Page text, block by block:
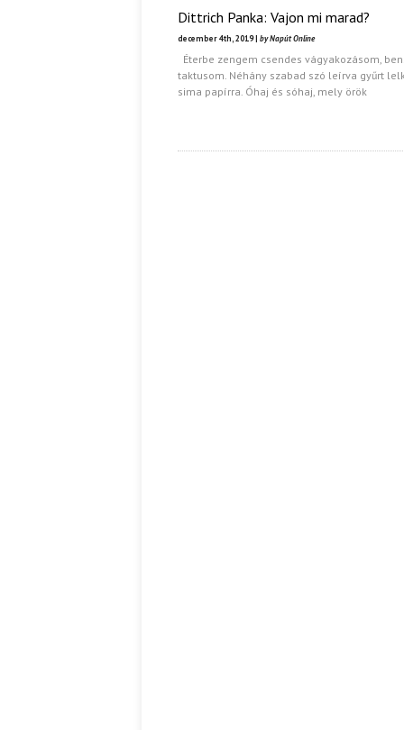
Dittrich Panka: Vajon mi marad?
december 4th, 2019 | by Napút Online
Éterbe zengem csendes vágyakozásom,
taktusom. Néhány szabad szó leírva gyűrt
sima papírra. Óhaj és sóhaj, mely örök